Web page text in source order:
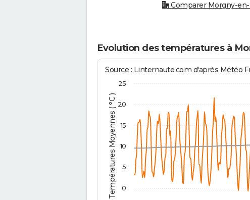
Comparer Morgny-en-
Evolution des températures à
Températures Moyennes ( °C )
Source : Linternaute.com d'après Météo
0
5
10
15
20
25